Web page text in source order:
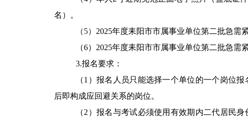
名）。
（5） 2025年度耒阳市市属事业单位第二批急需
（6） 2025年度耒阳市市属事业单位第二批急需
3.报名要求：
（1 ）报名人员只能选择一个单位的一个岗位
后即构成应回避关系的岗位。
（2 ）报名与考试必须使用有效期内二代居民